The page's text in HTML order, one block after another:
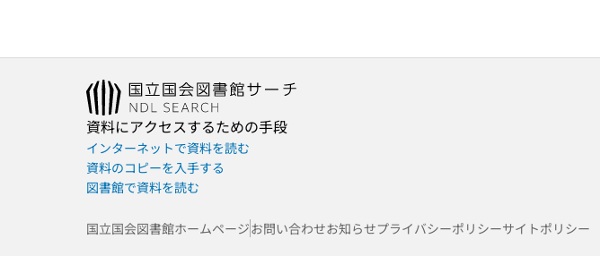
資料にアクセスするための手段
インターネットで資料を読む
資料のコピーを入手する
図書館で資料を読む
国立国会図書館ホームページお問い合わせお知らせプライバシーポリシーサイトポリシー